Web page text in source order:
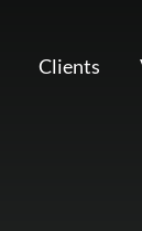
Clients